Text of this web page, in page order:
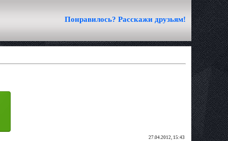
Понравилось? Расскажи друзьям!
27.04.2012, 15:43